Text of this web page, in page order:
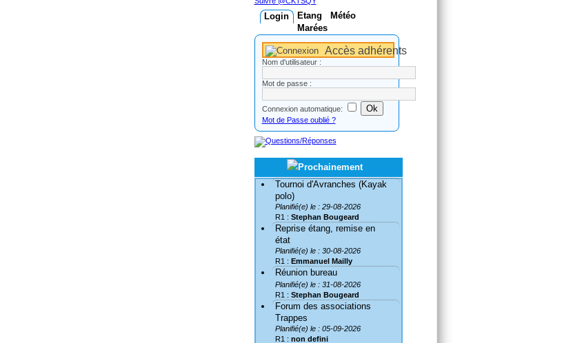
Login Etang
Météo
Marées
Accès adhérents
Nom d'utilisateur :
Mot de passe :
Connexion automatique:
Mot de Passe oublié ?
Tournoi d'Avranches (Kayak
polo)
Planifié(e) le : 29-08-2026
R1 : Stephan Bougeard
Reprise étang, remise en
état
Planifié(e) le : 30-08-2026
R1 : Emmanuel Mailly
Réunion bureau
Planifié(e) le : 31-08-2026
R1 : Stephan Bougeard
Forum des associations
Trappes
Planifié(e) le : 05-09-2026
R1 : non defini